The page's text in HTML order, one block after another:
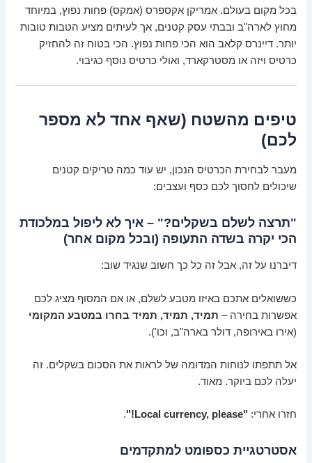
בכל מקום בעולם. אמריקן אקספרס (אמקס) פחות נפוץ, במיוחד
מחוץ לארה"ב ובבתי עסק קטנים, אך לעיתים מציע הטבות טובות
יותר. דיינרס קלאב הוא הכי פחות נפוץ. הכי בטוח זה להחזיק
כרטיס ויזה או מסטרקארד, ואולי כרטיס נוסף כגיבוי.
טיפים מהשטח (שאף אחד לא מספר
לכם)
מעבר לבחירת הכרטיס הנכון, יש עוד כמה טריקים קטנים
שיכולים לחסוך לכם כסף ועצבים:
"תרצה לשלם בשקלים?" – איך לא ליפול במלכודת
הכי יקרה בשדה התעופה (ובכל מקום אחר)
דיברנו על זה, אבל זה כל כך חשוב שנגיד שוב:
כששואלים אתכם באיזו מטבע לשלם, או אם המסוף מציג לכם
אפשרות בחירה – תמיד, תמיד, תמיד בחרו במטבע המקומי
(אירו באירופה, דולר בארה"ב, וכו').
אל תתפתו לנוחות המדומה של לראות את הסכום בשקלים. זה
יעלה לכם ביוקר. מאוד.
חזרו אחרי: "Local currency, please!"
.
אסטרטגיית כספומט למתקדמים